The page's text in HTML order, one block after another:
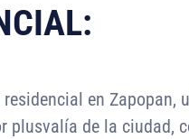
en Zapopan,
plusvalía de la ciudad,